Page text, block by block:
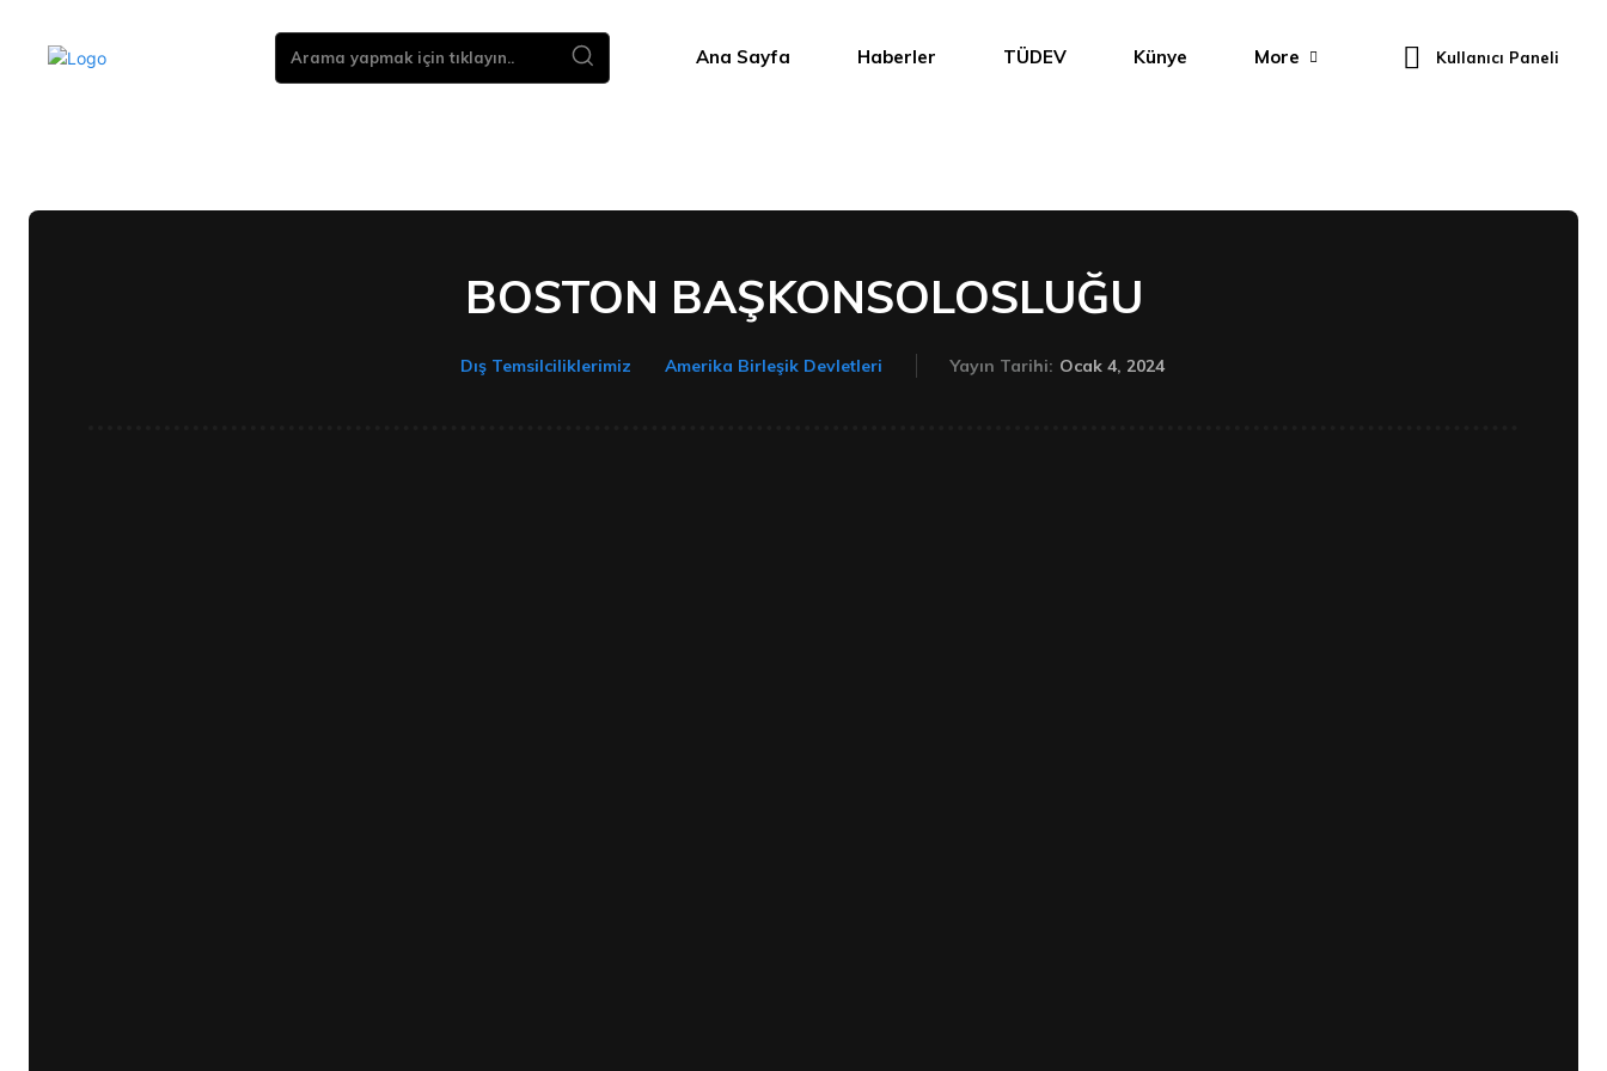
Arama yapmak için tıklayın.. Ana Sayfa Haberler TÜDEV Künye More Kullanıcı Paneli
BOSTON BAŞKONSOLOSLUĞU
Dış Temsilciliklerimiz Amerika Birleşik Devletleri Yayın Tarihi: Ocak 4, 2024